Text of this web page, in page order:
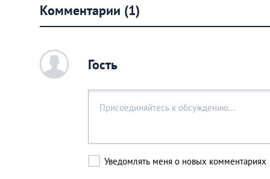
Черногория
Другие
Комментарии (1)
c Гость
Уведомлять меня о новых комментариях